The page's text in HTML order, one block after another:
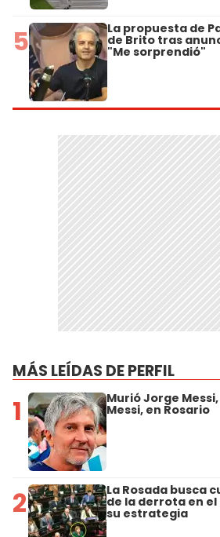
5 La propuesta de
de Brito tras
"Me sorprendió"
MÁS LEÍDAS DE PERFIL
1 Murió Jorge
Messi, en Rosario
2 La Rosada busca
de la derrota en
su estrategia